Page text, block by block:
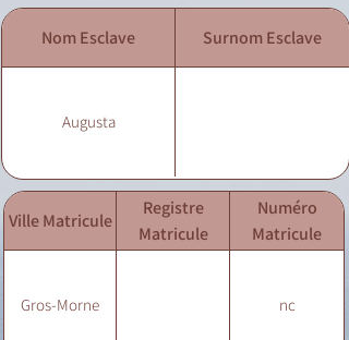
Nom Esclave Surnom Esclave
Augusta
Ville Matricule
Registre
Matricule
Numéro
Matricule
Gros-Morne nc